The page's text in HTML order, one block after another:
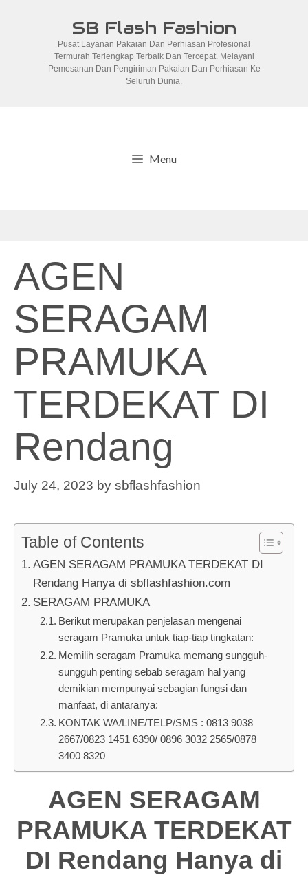
SB Flash Fashion
Pusat Layanan Pakaian Dan Perhiasan Profesional
Termurah Terlengkap Terbaik Dan Tercepat. Melayani
Pemesanan Dan Pengiriman Pakaian Dan Perhiasan Ke
Seluruh Dunia.
Menu
AGEN
SERAGAM
PRAMUKA
TERDEKAT DI
Rendang
July 24, 2023 by sbflashfashion
Table of Contents
AGEN SERAGAM PRAMUKA TERDEKAT DI
Rendang Hanya di sbflashfashion.com
SERAGAM PRAMUKA
Berikut merupakan penjelasan mengenai
seragam Pramuka untuk tiap-tiap tingkatan:
Memilih seragam Pramuka memang sungguh-
sungguh penting sebab seragam hal yang
demikian mempunyai sebagian fungsi dan
manfaat, di antaranya:
KONTAK WA/LINE/TELP/SMS : 0813 9038
2667/0823 1451 6390/ 0896 3032 2565/0878
3400 8320
AGEN SERAGAM
PRAMUKA TERDEKAT
DI Rendang Hanya di